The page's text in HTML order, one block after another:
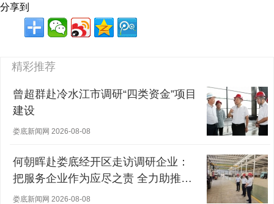
分享到
精彩推荐
曾超群赴冷水江市调研“四类资金”项目
建设
娄底新闻网 2026-08-08
何朝晖赴娄底经开区走访调研企业：
把服务企业作为应尽之责 全力助推经
营主体稳健发展
娄底新闻网 2026-08-08